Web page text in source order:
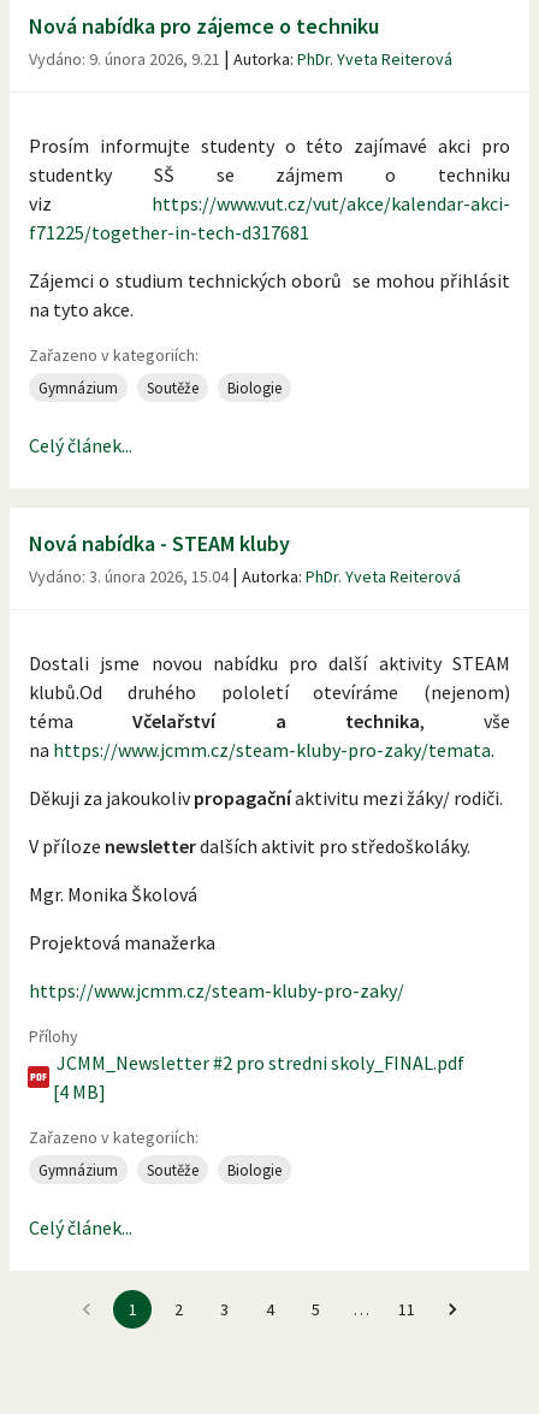
Nová nabídka pro zájemce o techniku
Vydáno: 9. února 2026, 9.21 | Autorka: PhDr. Yveta Reiterová
Prosím informujte studenty o této zajímavé akci pro
studentky SŠ se zájmem o techniku
viz https://www.vut.cz/vut/akce/kalendar-akci-
f71225/together-in-tech-d317681
Zájemci o studium technických oborů se mohou přihlásit
na tyto akce.
Zařazeno v kategoriích:
Gymnázium Soutěže Biologie
Celý článek...
Nová nabídka - STEAM kluby
Vydáno: 3. února 2026, 15.04| Autorka: PhDr. Yveta Reiterová
Dostali jsme novou nabídku pro další aktivity STEAM
klubů.Od druhého pololetí otevíráme (nejenom)
témaVčelařství a technika, vše
na https://www.jcmm.cz/steam-kluby-pro-zaky/temata.
Děkuji za jakoukolivpropagačníaktivitu mezi žáky/ rodiči.
V příloze newsletterdalších aktivit pro středoškoláky.
Mgr. Monika Školová
Projektová manažerka
https://www.jcmm.cz/steam-kluby-pro-zaky/
Přílohy
JCMM_Newsletter #2 pro stredni skoly_FINAL.pdf
[4 MB]
Zařazeno v kategoriích:
Gymnázium Soutěže Biologie
Celý článek...
1 2 3 4 5 … 11